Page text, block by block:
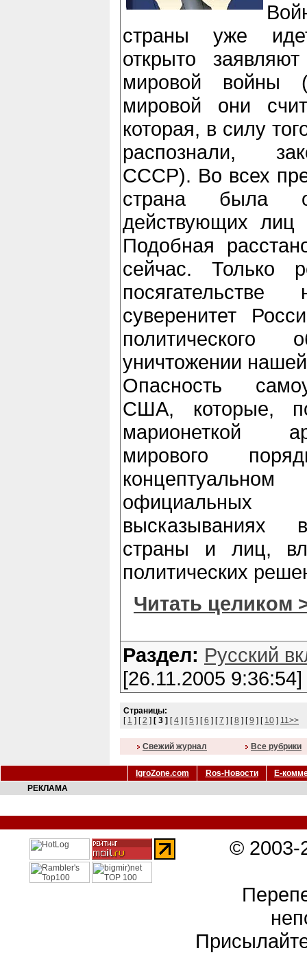
страны уже
открыто
мировой войны
мировой они
которая, в силу
распознали,
СССР). Во всех
страна была
действующих
Подобная
сейчас. Только
суверенитет
уничтожении
Опасность
США, которые,
марионеткой
мирового
высказываниях
страны и лиц,
политических
Читать целиком
Раздел: Русский
[26.11.2005 9:36:54]
Страницы:
[ 1 ] [2 ] [ 3 ] [4 ] [5 ] [6 ] [7 ] [8 ] [9 ] [ 10 ] 11>>
Cвежий журнал Все рубрики
IgroZone.com Ros-Новости
Е-
РЕКЛАМА
©